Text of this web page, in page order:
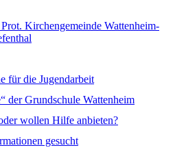
Kirchengemeinde Wattenheim-
für die Jugendarbeit
der Grundschule Wattenheim
wollen Hilfe anbieten?
gesucht